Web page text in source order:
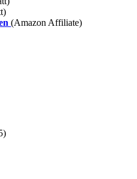
(Amazon Affiliate)